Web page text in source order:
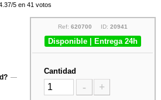
5 en 41 votos
Ref: 620700 ID: 20941
Disponible | Entrega 24h
Cantidad
- +